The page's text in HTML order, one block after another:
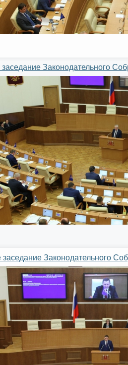
заседание Законодательного
заседание Законодательного